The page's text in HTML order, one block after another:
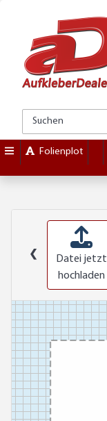
Folienplot
❮
Datei jetzt
hochladen